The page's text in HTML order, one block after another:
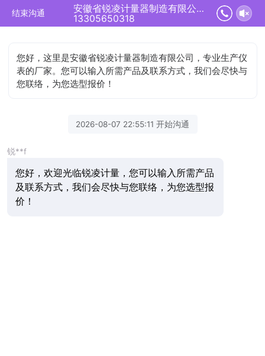
结束沟通
安徽省锐凌计量器制造有限公司正在为您服务
13305650318
您好，这里是安徽省锐凌计量器制造有限公司，专业生产仪
表的厂家。您可以输入所需产品及联系方式，我们会尽快与
您联络，为您选型报价！
2026-08-07 22:55:11 开始沟通
锐**f
您好，欢迎光临锐凌计量，您可以输入所需产品
及联系方式，我们会尽快与您联络，为您选型报
价！